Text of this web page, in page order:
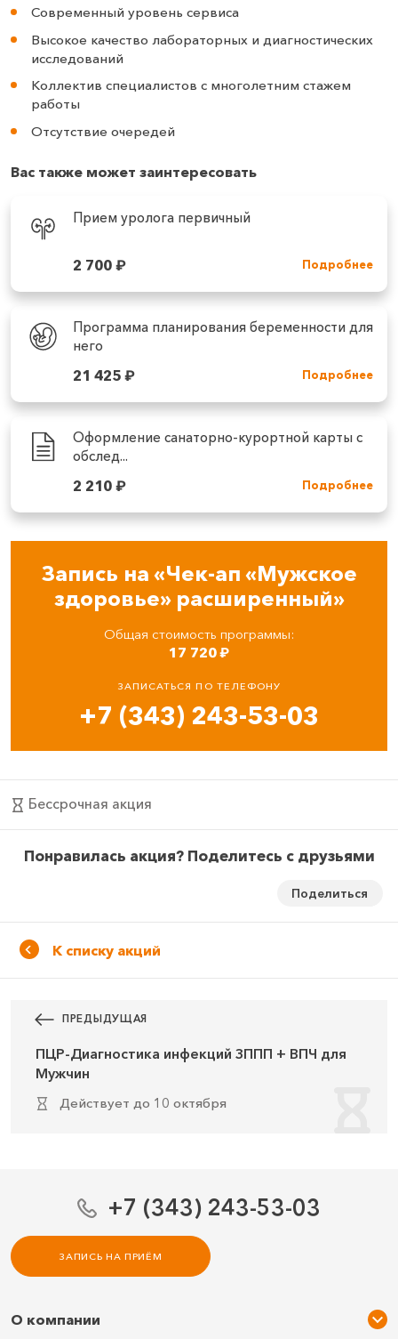
Современный уровень сервиса
Высокое качество лабораторных и диагностических
исследований
Коллектив специалистов с многолетним стажем
работы
Отсутствие очередей
Вас также может заинтересовать
Прием уролога первичный
2 700₽ Подробнее
Программа планирования беременности для
него
21 425₽ Подробнее
Оформление санаторно-курортной карты с
обслед...
2 210₽ Подробнее
Запись на «Чек-ап «Мужское
здоровье» расширенный»
Общая стоимость программы:
17 720₽
ЗАПИСАТЬСЯ ПО ТЕЛЕФОНУ
+7 (343) 243-53-03
Бессрочная акция
Понравилась акция? Поделитесь с друзьями
Поделиться
К списку акций
ПРЕДЫДУЩАЯ
ПЦР-Диагностика инфекций ЗППП + ВПЧ для
Мужчин
действует до 10 октября
+7 (343) 243-53-03
ЗАПИСЬ НА ПРИЁМ
О компании